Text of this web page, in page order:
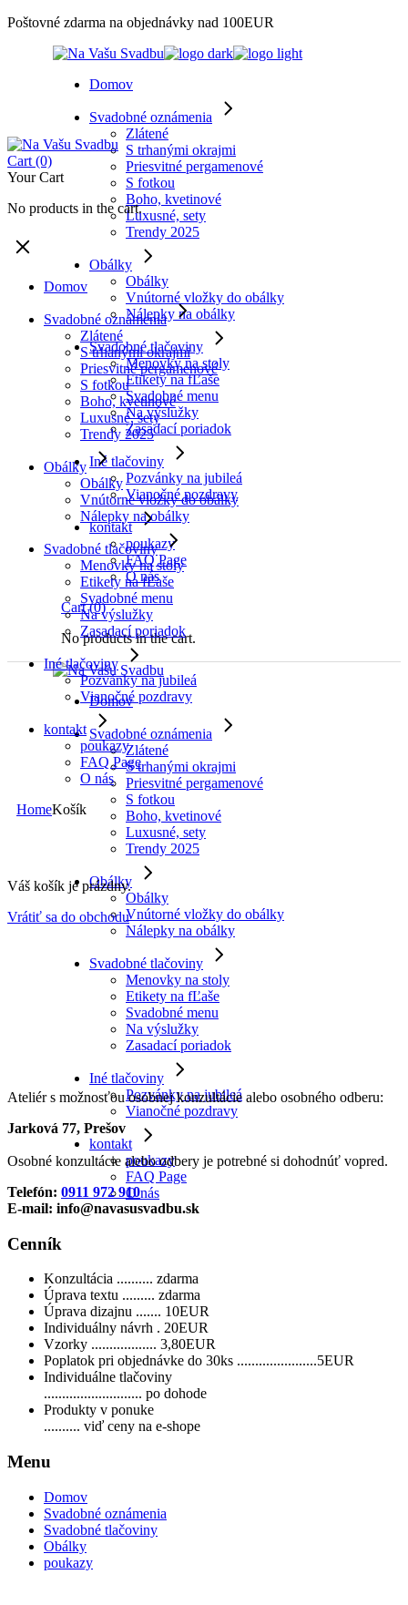
Skip
Poštovné zdarma na objednávky nad 100EUR
Domov
Svadobné oznámenia
Zlátené
S trhanými okrajmi
Priesvitné pergamenové
S fotkou
Boho, kvetinové
Luxusné, sety
Trendy 2025
Obálky
Obálky
Vnútorné vložky do obálky
Nálepky na obálky
Svadobné tlačoviny
Menovky na stoly
Etikety na fĽaše
Svadobné menu
Na výslužky
Zasadací poriadok
Iné tlačoviny
Pozvánky na jubileá
Vianočné pozdravy
kontakt
poukazy
FAQ Page
O nás
Cart (0)
No products in the cart.
Domov
Svadobné oznámenia
Zlátené
S trhanými okrajmi
Priesvitné pergamenové
S fotkou
Boho, kvetinové
Luxusné, sety
Trendy 2025
Obálky
Obálky
Vnútorné vložky do obálky
Nálepky na obálky
Svadobné tlačoviny
Menovky na stoly
Etikety na fĽaše
Svadobné menu
Na výslužky
Zasadací poriadok
Iné tlačoviny
Pozvánky na jubileá
Vianočné pozdravy
kontakt
poukazy
FAQ Page
O nás
Cart (0)
Your Cart
No products in the cart.
Domov
Svadobné oznámenia
Zlátené
S trhanými okrajmi
Priesvitné pergamenové
S fotkou
Boho, kvetinové
Luxusné, sety
Trendy 2025
Obálky
Obálky
Vnútorné vložky do obálky
Nálepky na obálky
Svadobné tlačoviny
Menovky na stoly
Etikety na fĽaše
Svadobné menu
Na výslužky
Zasadací poriadok
Iné tlačoviny
Pozvánky na jubileá
Vianočné pozdravy
kontakt
poukazy
FAQ Page
O nás
HomeKošík
Váš košík je prázdny.
Vrátiť sa do obchodu
Ateliér s možnosťou osobnej konzultácie alebo osobného odberu:
Jarková 77, Prešov
Osobné konzultácie alebo odbery je potrebné si dohodnúť vopred.
Telefón: 0911 972 910
E-mail: info@navasusvadbu.sk
Cenník
Konzultácia .......... zdarma
Úprava textu ......... zdarma
Úprava dizajnu ....... 10EUR
Individuálny návrh . 20EUR
Vzorky .................. 3,80EUR
Poplatok pri objednávke do 30ks ......................5EUR
Individuálne tlačoviny
........................... po dohode
Produkty v ponuke
.......... viď ceny na e-shope
Menu
Domov
Svadobné oznámenia
Svadobné tlačoviny
Obálky
poukazy